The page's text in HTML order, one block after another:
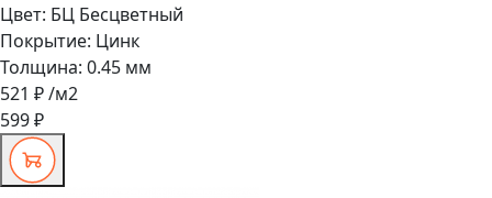
Цвет: БЦ Бесцветный
Покрытие: Цинк
Толщина: 0.45 мм
521 ₽/м2
599 ₽